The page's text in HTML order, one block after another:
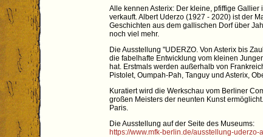
Alle kennen Asterix: Der kleine, pfiffige
verkauft. Albert Uderzo (1927 - 2020) ist der
Geschichten aus dem gallischen Dorf über
noch viel mehr.
Die Ausstellung "UDERZO. Von Asterix bis
die fabelhafte Entwicklung vom kleinen
hat. Erstmals werden außerhalb von
Pistolet, Oumpah-Pah, Tanguy und Asterix,
Kuratiert wird die Werkschau vom Berliner
großen Meisters der neunten Kunst
Paris.
Die Ausstellung auf der Seite des Museums:
https://www.mfk-berlin.de/ausstellung-uderzo-